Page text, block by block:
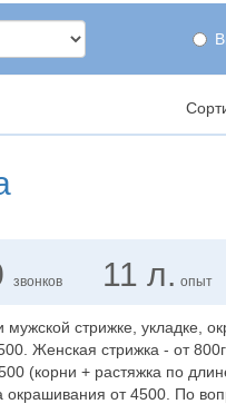
звонков 11 л. опыт
мужской стрижке, укладке,
Женская стрижка - от
(корни + растяжка по
от 4500. По